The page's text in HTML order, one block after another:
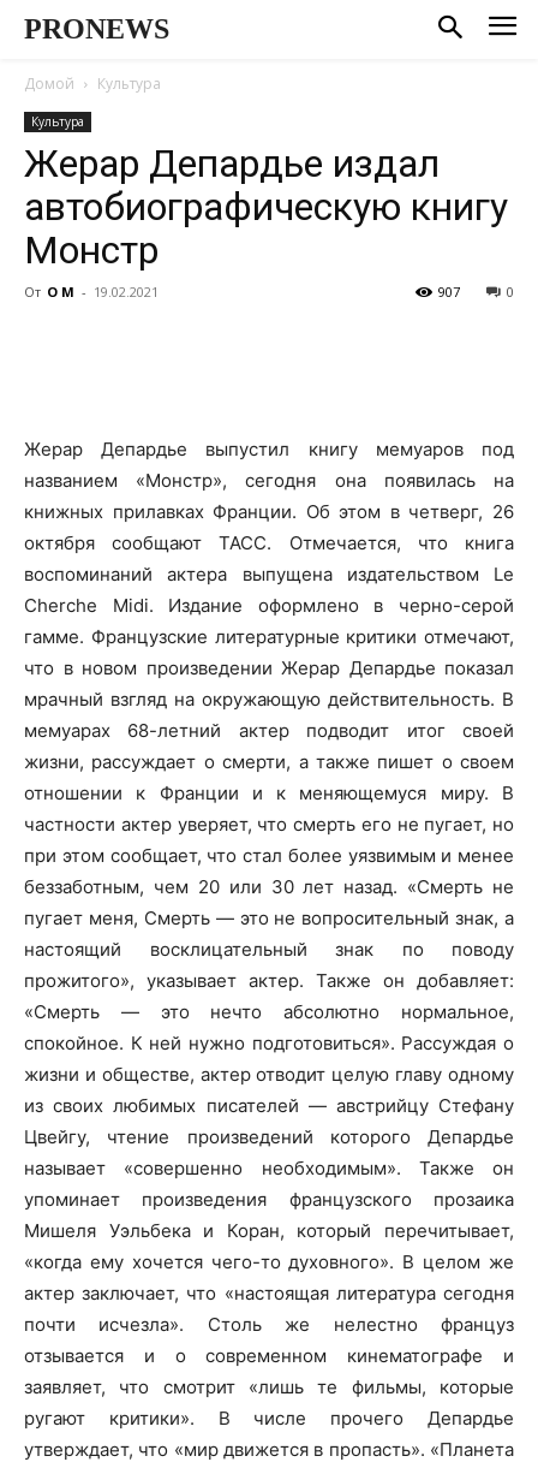
PRONEWS
Домой Культура
Культура
Жерар Депардье издал
автобиографическую книгу
Монстр
От О М - 19.02.2021 0
907
Жерар Депардье выпустил книгу мемуаров под
названием «Монстр», сегодня она появилась на
книжных прилавках Франции. Об этом в четверг, 26
октября сообщают ТАСС. Отмечается, что книга
воспоминаний актера выпущена издательством Le
Cherche Midi. Издание оформлено в черно-серой
гамме. Французские литературные критики отмечают,
что в новом произведении Жерар Депардье показал
мрачный взгляд на окружающую действительность. В
мемуарах 68-летний актер подводит итог своей
жизни, рассуждает о смерти, а также пишет о своем
отношении к Франции и к меняющемуся миру. В
частности актер уверяет, что смерть его не пугает, но
при этом сообщает, что стал более уязвимым и менее
беззаботным, чем 20 или 30 лет назад. «Смерть не
пугает меня, Смерть — это не вопросительный знак, а
настоящий восклицательный знак по поводу
прожитого», указывает актер. Также он добавляет:
«Смерть — это нечто абсолютно нормальное,
спокойное. К ней нужно подготовиться». Рассуждая о
жизни и обществе, актер отводит целую главу одному
из своих любимых писателей — австрийцу Стефану
Цвейгу, чтение произведений которого Депардье
называет «совершенно необходимым». Также он
упоминает произведения французского прозаика
Мишеля Уэльбека и Коран, который перечитывает,
«когда ему хочется чего-то духовного». В целом же
актер заключает, что «настоящая литература сегодня
почти исчезла». Столь же нелестно француз
отзывается и о современном кинематографе и
заявляет, что смотрит «лишь те фильмы, которые
ругают критики». В числе прочего Депардье
утверждает, что «мир движется в пропасть». «Планета